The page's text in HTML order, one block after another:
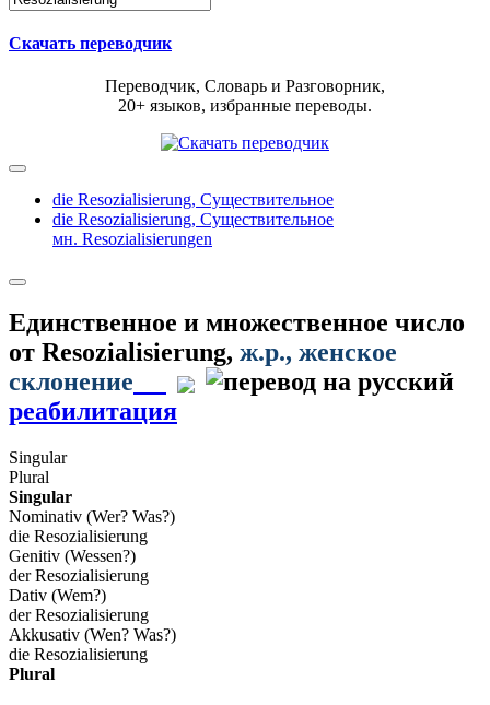
Скачать переводчик
Переводчик, Словарь и Разговорник,
20+ языков, избранные переводы.
die Resozialisierung, Существительное
die Resozialisierung, Существительное
мн. Resozialisierungen
Единственное и множественное число
от Resozialisierung, ж.р., женское
склонение
реабилитация
Singular
Plural
Singular
Nominativ (Wer? Was?)
die Resozialisierung
Genitiv (Wessen?)
der Resozialisierung
Dativ (Wem?)
der Resozialisierung
Akkusativ (Wen? Was?)
die Resozialisierung
Plural